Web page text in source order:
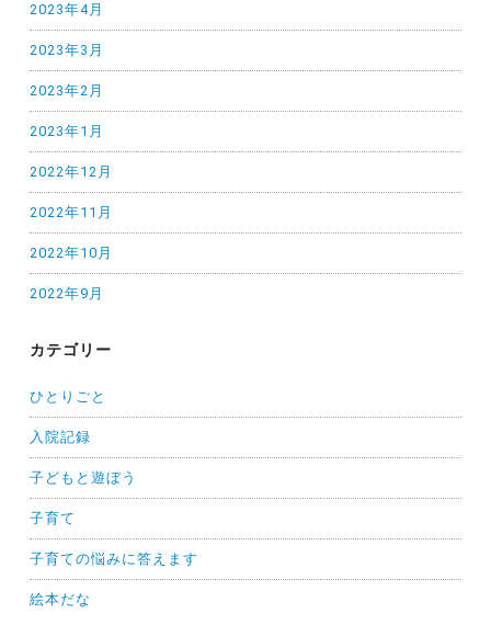
2023年4月
2023年3月
2023年2月
2023年1月
2022年12月
2022年11月
2022年10月
2022年9月
カテゴリー
ひとりごと
入院記録
子どもと遊ぼう
子育て
子育ての悩みに答えます
絵本だな